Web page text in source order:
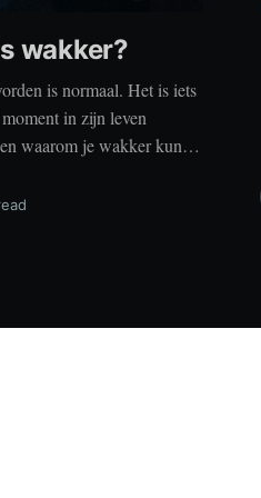
wakker?
is normaal. Het is iets
in zijn leven
waarom je wakker kunt
toilet moeten, je omgeving
je slaap beïnvloeden. Dit